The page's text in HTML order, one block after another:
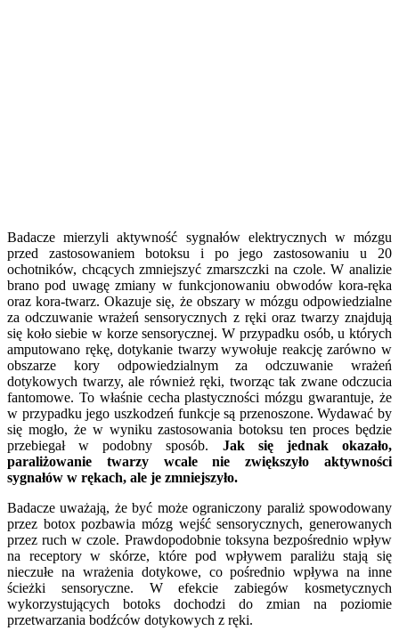
Badacze mierzyli aktywność sygnałów elektrycznych w mózgu
przed zastosowaniem botoksu i po jego zastosowaniu u 20
ochotników, chcących zmniejszyć zmarszczki na czole. W analizie
brano pod uwagę zmiany w funkcjonowaniu obwodów kora-ręka
oraz kora-twarz. Okazuje się, że obszary w mózgu odpowiedzialne
za odczuwanie wrażeń sensorycznych z ręki oraz twarzy znajdują
się koło siebie w korze sensorycznej. W przypadku osób, u których
amputowano rękę, dotykanie twarzy wywołuje reakcję zarówno w
obszarze kory odpowiedzialnym za odczuwanie wrażeń
dotykowych twarzy, ale również ręki, tworząc tak zwane odczucia
fantomowe. To właśnie cecha plastyczności mózgu gwarantuje, że
w przypadku jego uszkodzeń funkcje są przenoszone. Wydawać by
się mogło, że w wyniku zastosowania botoksu ten proces będzie
przebiegał w podobny sposób. Jak się jednak okazało,
paraliżowanie twarzy wcale nie zwiększyło aktywności
sygnałów w rękach, ale je zmniejszyło.
Badacze uważają, że być może ograniczony paraliż spowodowany
przez botox pozbawia mózg wejść sensorycznych, generowanych
przez ruch w czole. Prawdopodobnie toksyna bezpośrednio wpływ
na receptory w skórze, które pod wpływem paraliżu stają się
nieczułe na wrażenia dotykowe, co pośrednio wpływa na inne
ścieżki sensoryczne. W efekcie zabiegów kosmetycznych
wykorzystujących botoks dochodzi do zmian na poziomie
przetwarzania bodźców dotykowych z ręki.